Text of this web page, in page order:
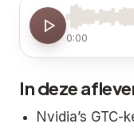
0:00
In deze
Nvidia’s